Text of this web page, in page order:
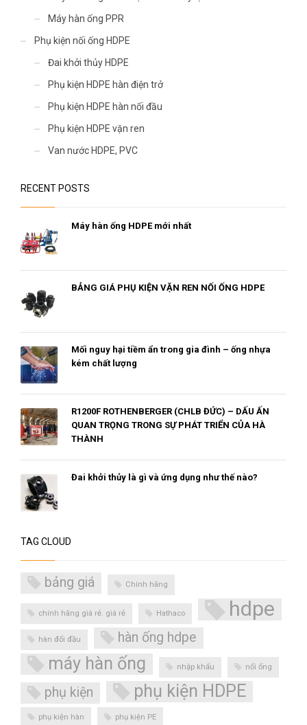
Máy hàn ống PPR
Phụ kiện nối ống HDPE
Đai khởi thủy HDPE
Phụ kiện HDPE hàn điện trở
Phụ kiện HDPE hàn nối đầu
Phụ kiện HDPE vặn ren
Van nước HDPE, PVC
RECENT POSTS
Máy hàn ống HDPE mới nhất
BẢNG GIÁ PHỤ KIỆN VẶN REN NỐI ỐNG HDPE
Mối nguy hại tiềm ẩn trong gia đình – ống nhựa
kém chất lượng
R1200F ROTHENBERGER (CHLB ĐỨC) – DẤU ẤN
QUAN TRỌNG TRONG SỰ PHÁT TRIỂN CỦA HÀ
THÀNH
Đai khởi thủy là gì và ứng dụng như thế nào?
TAG CLOUD
bảng giá Chính hãng
chính hãng giá rẻ. giá rẻ Hathaco hdpe
hàn đối đầu hàn ống hdpe
máy hàn ống nhập khẩu nối ống
phụ kiện phụ kiện HDPE
phụ kiện hàn phụ kiện PE